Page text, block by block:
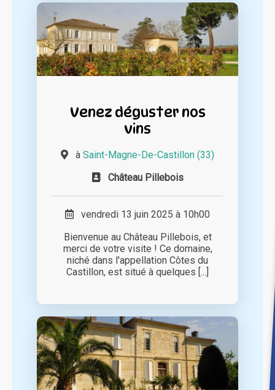
Venez déguster nos
vins
à Saint-Magne-De-Castillon (33)
Château Pillebois
vendredi 13 juin 2025 à 10h00
Bienvenue au Château Pillebois, et
merci de votre visite ! Ce domaine,
niché dans l'appellation Côtes du
Castillon, est situé à quelques [...]